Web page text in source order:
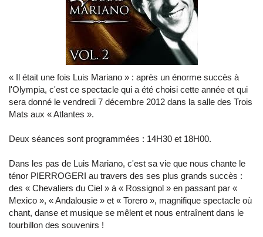
« Il était une fois Luis Mariano » : après un énorme succès à
l'Olympia, c'est ce spectacle qui a été choisi cette année et qui
sera donné le vendredi 7 décembre 2012 dans la salle des Trois
Mats aux « Atlantes ».
Deux séances sont programmées : 14H30 et 18H00.
Dans les pas de Luis Mariano, c'est sa vie que nous chante le
ténor PIERROGERI au travers des ses plus grands succès :
des « Chevaliers du Ciel » à « Rossignol » en passant par «
Mexico », « Andalousie » et « Torero », magnifique spectacle où
chant, danse et musique se mêlent et nous entraînent dans le
tourbillon des souvenirs !